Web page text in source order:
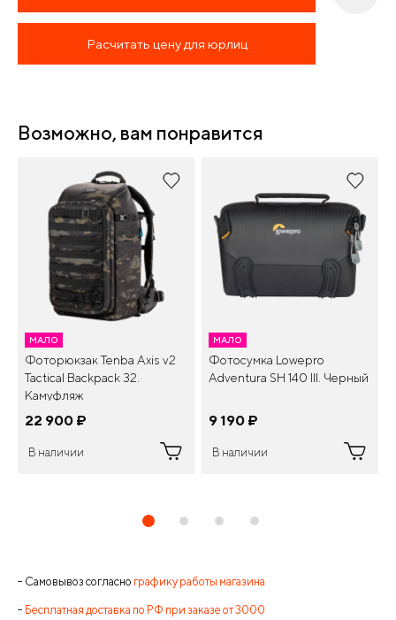
Расчитать цену для юрлиц
Возможно, вам понравится
МАЛО
Фоторюкзак Tenba Axis v2
Tactical Backpack 32.
Камуфляж
22 900 ¤
В наличии
МАЛО
Фотосумка Lowepro
Adventura SH 140 III. Черный
9 190 ¤
В наличии
- Самовывоз согласно графику работы магазина
- Бесплатная доставка по РФ при заказе от 3000